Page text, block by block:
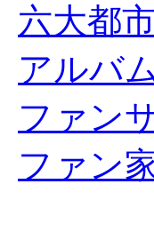
六大都
アルバ
ファン
ファン